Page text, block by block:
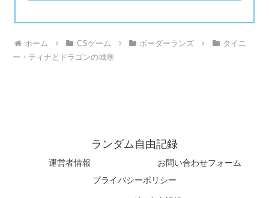
ホーム CSゲーム ボーダーランズ
タイニ
ー・ティナとドラゴンの城塞
ランダム自由記録
運営者情報
お問い合わせフォーム
プライバシーポリシー